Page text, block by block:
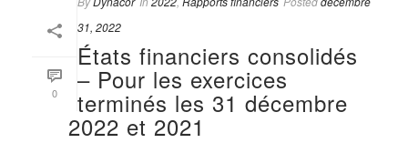
0
31, 2022
États financiers consolidés
– Pour les exercices
terminés les 31 décembre
2022 et 2021